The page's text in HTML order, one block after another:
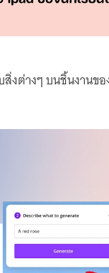
ต่างๆ บนชิ้นงานข